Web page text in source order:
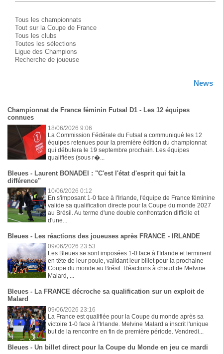
Tous les championnats
Tout sur la Coupe de France
Tous les clubs
Toutes les sélections
Ligue des Champions
Recherche de joueuse
News
Championnat de France féminin Futsal D1 - Les 12 équipes
connues
18/06/2026 9:06
La Commission Fédérale du Futsal a communiqué les 12
équipes retenues pour la première édition du championnat
qui débutera le 19 septembre prochain. Les équipes
qualifiées (sous r�...
Bleues - Laurent BONADEI : "C'est l'état d'esprit qui fait la
différence"
10/06/2026 0:12
En s'imposant 1-0 face à l'Irlande, l'équipe de France féminine
valide sa qualification directe pour la Coupe du monde 2027
au Brésil. Au terme d'une double confrontation difficile et
d'une...
Bleues - Les réactions des joueuses après FRANCE - IRLANDE
09/06/2026 23:53
Les Bleues se sont imposées 1-0 face à l'Irlande et terminent
en tête de leur poule, validant leur billet pour la prochaine
Coupe du monde au Brésil. Réactions à chaud de Melvine
Malard, ...
Bleues - La FRANCE décroche sa qualification sur un exploit de
Malard
09/06/2026 23:16
La France est qualifiée pour la Coupe du monde après sa
victoire 1-0 face à l'Irlande. Melvine Malard a inscrit l'unique
but de la rencontre en fin de première période. Vendredi...
Bleues - Un billet direct pour la Coupe du Monde en jeu ce mardi